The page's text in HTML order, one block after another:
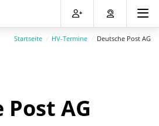
Startseite HV-Termine Deutsche Post AG
AG